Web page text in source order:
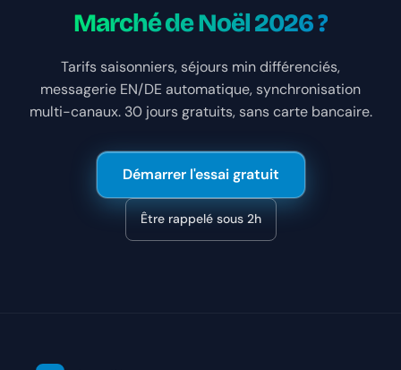
Marché de Noël 2026 ?
Tarifs saisonniers, séjours min différenciés,
messagerie EN/DE automatique, synchronisation
multi-canaux. 30 jours gratuits, sans carte bancaire.
Démarrer l'essai gratuit
Être rappelé sous 2h